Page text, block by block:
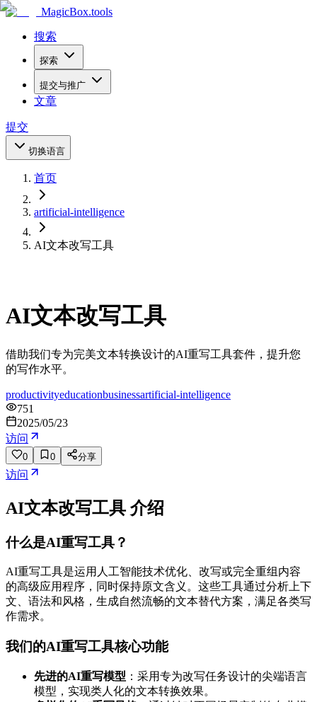
MagicBox.tools
搜索
探索
提交与推广
文章
提交
切换语言
首页
artificial-intelligence
AI文本改写工具
AI文本改写工具
借助我们专为完美文本转换设计的AI重写工具套件，提升您
的写作水平。
productivityeducationbusinessartificial-intelligence
751
2025/05/23
访问
0 0 分享
访问
AI文本改写工具 介绍
什么是AI重写工具？
AI重写工具是运用人工智能技术优化、改写或完全重组内容
的高级应用程序，同时保持原文含义。这些工具通过分析上下
文、语法和风格，生成自然流畅的文本替代方案，满足各类写
作需求。
我们的AI重写工具核心功能
先进的AI重写模型 ：采用专为改写任务设计的尖端语言
模型，实现类人化的文本转换效果。